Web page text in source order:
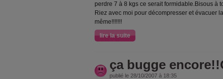
perdre 7 à 8 kgs ce serait formidable.Bisous à
Riez avec moi pour décompresser et évacuer
même!!!!!!!
lire la suite
ça bugge
publié le 28/10/2007 à 18:35